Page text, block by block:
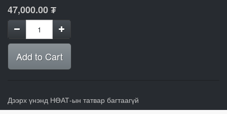
47,000.00₮
Add to Cart
Дээрх үнэнд НӨАТ-ын татвар багтаагүй